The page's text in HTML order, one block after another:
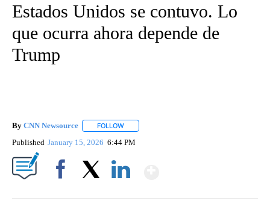
Estados Unidos se contuvo. Lo
que ocurra ahora depende de
Trump
By CNN Newsource FOLLOW
Published January 15, 2026 6:44 PM